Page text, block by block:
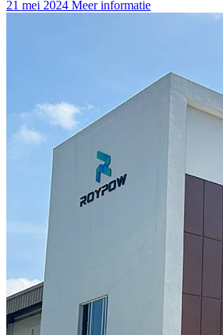
21 mei 2024 Meer informatie